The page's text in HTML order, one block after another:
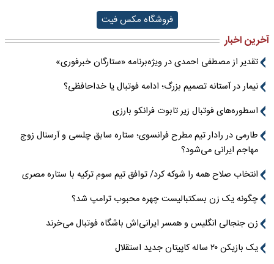
فروشگاه مکس فیت
آخرین اخبار
تقدیر از مصطفی احمدی در ویژه‌برنامه «ستارگان خبرفوری»
نیمار در آستانه تصمیم بزرگ؛ ادامه فوتبال یا خداحافظی؟
اسطوره‌های فوتبال زیر تابوت فرانکو بارزی
طارمی در رادار تیم مطرح فرانسوی؛ ستاره سابق چلسی و آرسنال زوج
مهاجم ایرانی می‌شود؟
انتخاب صلاح همه را شوکه کرد/ توافق تیم سوم ترکیه با ستاره مصری
چگونه یک زن بسکتبالیست چهره محبوب ترامپ شد؟
زن جنجالی انگلیس و همسر ایرانی‌اش باشگاه فوتبال می‌خرند
یک بازیکن ۲۰ ساله کاپیتان جدید استقلال